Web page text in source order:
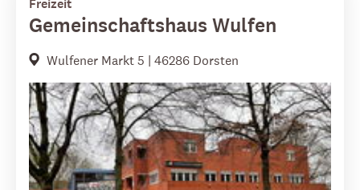
Freizeit
Gemeinschaftshaus Wulfen
Wulfener Markt 5 | 46286 Dorsten